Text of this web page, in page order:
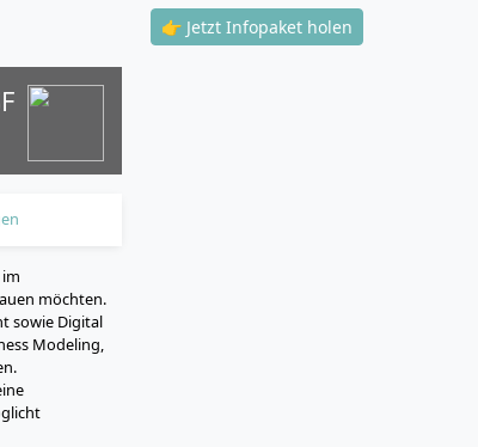
möchten.
sowie Digital
Modeling,
👉 Jetzt Infopaket holen